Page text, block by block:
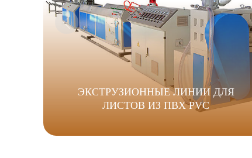
ЭКСТРУЗИОННЫЕ ЛИНИИ ДЛЯ
ЛИСТОВ ИЗ ПВХ PVC